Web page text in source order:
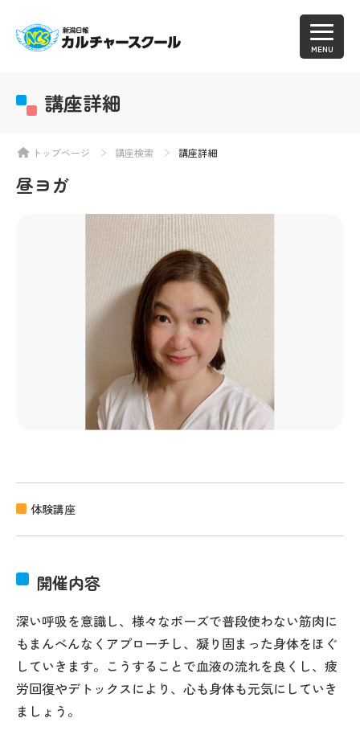
MENU
講座詳細
トップページ 講座検索 講座詳細
昼ヨガ
体験講座
開催内容
深い呼吸を意識し、様々なポーズで普段使わない筋肉に
もまんべんなくアプローチし、凝り固まった身体をほぐ
していきます。こうすることで血液の流れを良くし、疲
労回復やデトックスにより、心も身体も元気にしていき
ましょう。